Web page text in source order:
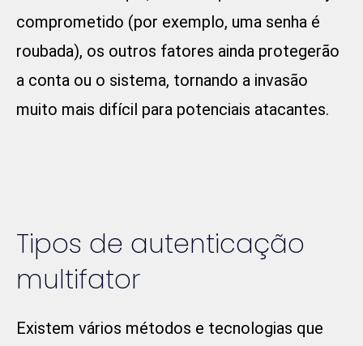
comprometido (por exemplo, uma senha é
roubada), os outros fatores ainda protegerão
a conta ou o sistema, tornando a invasão
muito mais difícil para potenciais atacantes.
Tipos de autenticação
multifator
Existem vários métodos e tecnologias que